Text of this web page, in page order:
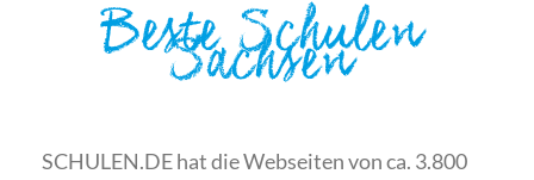
Beste Schulen
Sachsen
SCHULEN.DE hat die Webseiten von ca. 3.800